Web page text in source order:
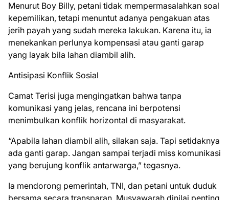
Menurut Boy Billy, petani tidak mempermasalahkan soal
kepemilikan, tetapi menuntut adanya pengakuan atas
jerih payah yang sudah mereka lakukan. Karena itu, ia
menekankan perlunya kompensasi atau ganti garap
yang layak bila lahan diambil alih.
Antisipasi Konflik Sosial
Camat Terisi juga mengingatkan bahwa tanpa
komunikasi yang jelas, rencana ini berpotensi
menimbulkan konflik horizontal di masyarakat.
“Apabila lahan diambil alih, silakan saja. Tapi setidaknya
ada ganti garap. Jangan sampai terjadi miss komunikasi
yang berujung konflik antarwarga,” tegasnya.
Ia mendorong pemerintah, TNI, dan petani untuk duduk
bersama secara transparan. Musyawarah dinilai penting